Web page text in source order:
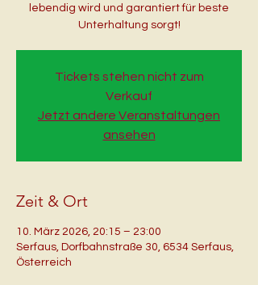
lebendig wird und garantiert für beste
Unterhaltung sorgt!
Tickets stehen nicht zum
Verkauf
Jetzt andere Veranstaltungen
ansehen
Zeit & Ort
10. März 2026, 20:15 – 23:00
Serfaus, Dorfbahnstraße 30, 6534 Serfaus,
Österreich